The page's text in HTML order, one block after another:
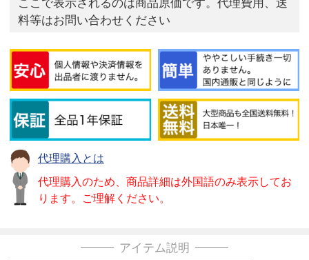
料等はお問い合わせください
代理購入とは
代理購入のため、商品詳細は外国語のみ表示してお
ります。ご理解ください。
アイテム説明